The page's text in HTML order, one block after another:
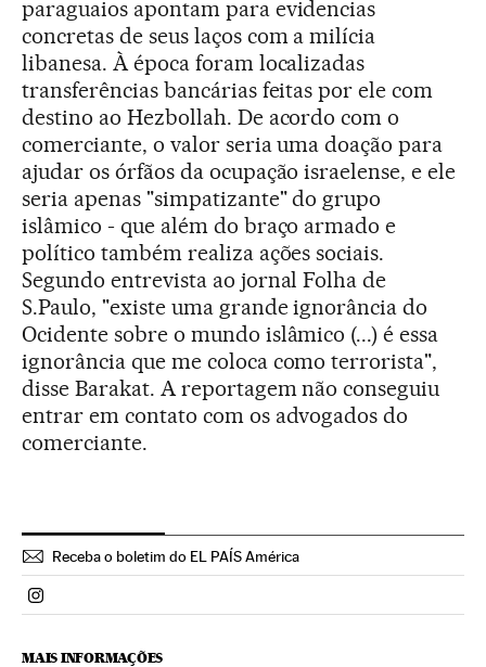
paraguaios apontam para evidencias
concretas de seus laços com a milícia
libanesa. À época foram localizadas
transferências bancárias feitas por ele com
destino ao Hezbollah. De acordo com o
comerciante, o valor seria uma doação para
ajudar os órfãos da ocupação israelense, e ele
seria apenas "simpatizante" do grupo
islâmico - que além do braço armado e
político também realiza ações sociais.
Segundo entrevista ao jornal Folha de
S.Paulo, "existe uma grande ignorância do
Ocidente sobre o mundo islâmico (...) é essa
ignorância que me coloca como terrorista",
disse Barakat. A reportagem não conseguiu
entrar em contato com os advogados do
comerciante.
Receba o boletim do EL PAÍS América
Politica El País Brasil en Instagram
MAIS INFORMAÇÕES